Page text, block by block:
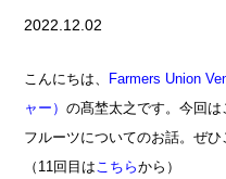
2022.12.02
こんにちは、
Farmers Union
ャー）の髙埜太之です。今回
フルーツについてのお話。ぜひ
（11回目はこちらから）